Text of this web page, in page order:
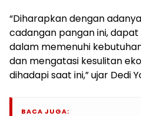
“Diharapkan dengan
cadangan pangan ini,
dalam memenuhi
dan mengatasi kesulitan
dihadapi saat ini,” ujar Dedi
BACA JUGA: